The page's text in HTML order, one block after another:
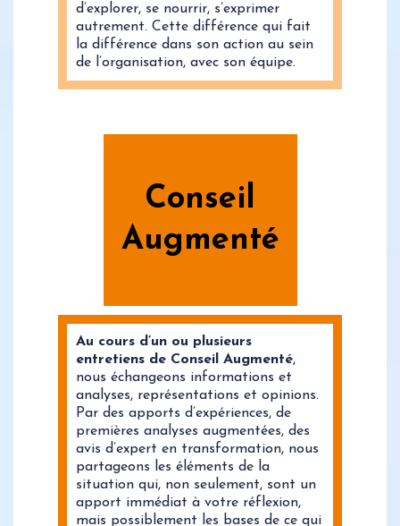
d’explorer, se nourrir, s’exprimer
autrement. Cette différence qui fait
la différence dans son action au sein
de l’organisation, avec son équipe.
Conseil
Augmenté
Au cours d’un ou plusieurs
entretiens de Conseil Augmenté,
nous échangeons informations et
analyses, représentations et opinions.
Par des apports d’expériences, de
premières analyses augmentées, des
avis d’expert en transformation, nous
partageons les éléments de la
situation qui, non seulement, sont un
apport immédiat à votre réflexion,
mais possiblement les bases de ce qui